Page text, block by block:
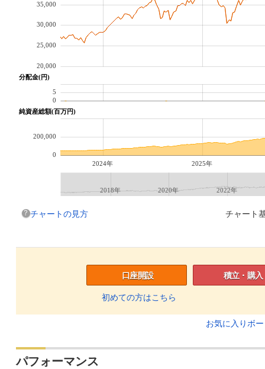
20,000
25,000
30,000
35,000
分配金(円)
0
5
純資産総額(百万円)
2024年 2025年
0
200,000
2018年 2020年 2022年
チャートの見方 チャート
口座開設
初めての方はこちら
積立・購入
お気に入りボ
パフォーマンス